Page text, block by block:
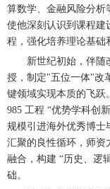
算数学、金融风险分析
使他深刻认识到课程建
程，强化培养理论基础
新世纪初始，伴随
授，制定"五位一体"改
键领域实现本质的飞跃
985 工程 “优势学科创
规模引进海外优秀博士
汇聚的良性循环，师资
融合，构建 “历史、逻
础。